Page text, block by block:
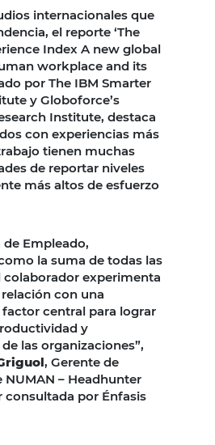
internacionales que
el reporte ‘The
Index A new global
workplace and its
por The IBM Smarter
y Globoforce’s
Institute, destaca
con experiencias más
tienen muchas
de reportar niveles
más altos de esfuerzo
de Empleado,
la suma de todas las
colaborador experimenta
con una
factor central para lograr
y
las organizaciones”,
, Gerente de
NUMAN – Headhunter
consultada por Énfasis